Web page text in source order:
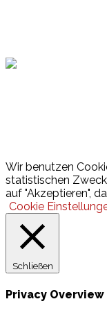
Wir benutzen
statistischen
auf "Akzeptieren",
Cookie
Schließen
Privacy Overview